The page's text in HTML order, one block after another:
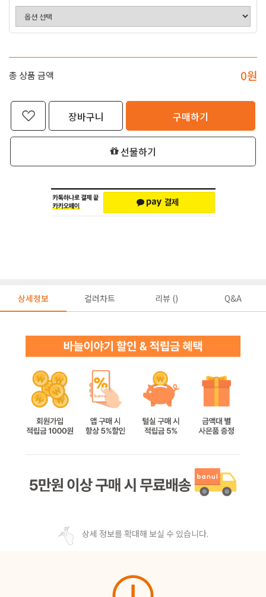
총 상품 금액 0원
장바구니 구매하기
선물하기
상세정보 컬러차트 리뷰 () Q&A
상세 정보를 확대해 보실 수 있습니다.